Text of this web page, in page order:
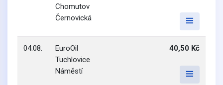
Chomutov
Černovická
04.08.
EuroOil
Tuchlovice
Náměstí
40,50 Kč